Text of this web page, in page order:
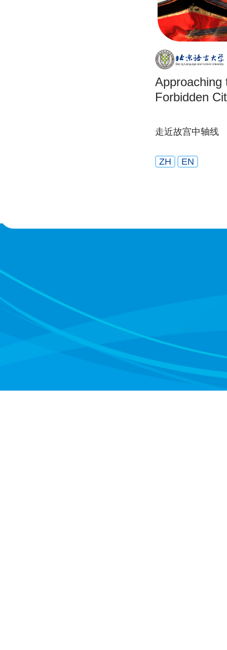
Approaching
Forbidden
走近故宫中轴线
ZH EN